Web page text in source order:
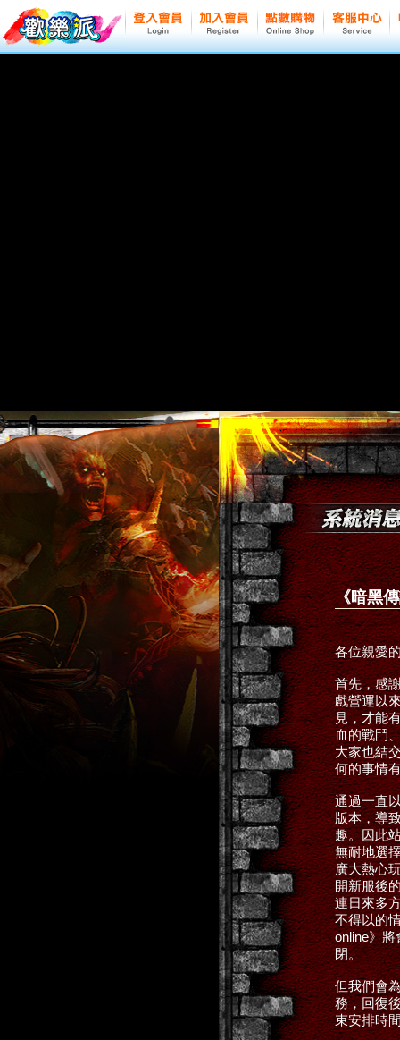
《暗黑
各位親愛
首先，感
戲營運以
見，才能
血的戰鬥
大家也結
何的事情
通過一直
版本，導
趣。因此
無耐地選
廣大熱心
開新服後
連日來多
不得以的
online》
閉。
但我們會
務，回復
束安排時